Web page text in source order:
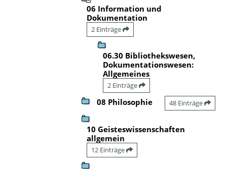
06 Information und
Dokumentation
2 Einträge
06.30 Bibliothekswesen,
Dokumentationswesen:
Allgemeines
2 Einträge
08 Philosophie 48 Einträge
10 Geisteswissenschaften
allgemein
12 Einträge